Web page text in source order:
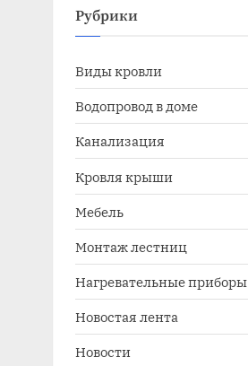
Рубрики
Виды кровли
Водопровод в доме
Канализация
Кровля крыши
Мебель
Монтаж лестниц
Нагревательные приборы
Новостая лента
Новости